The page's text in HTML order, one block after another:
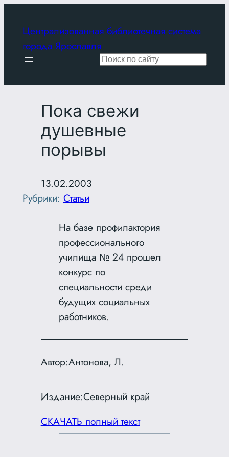
содержимому
Централизованная библиотечная система
города Ярославля
Поиск
Пока свежи
душевные
порывы
13.02.2003
Рубрики: Статьи
На базе профилактория
профессионального
училища № 24 прошел
конкурс по
специальности среди
будущих социальных
работников.
Автор:Антонова, Л.
Издание:Северный край
СКАЧАТЬ полный текст